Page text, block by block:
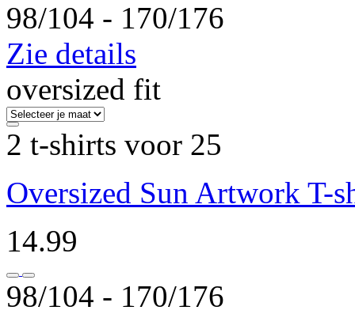
98/104 ‐ 170/176
Zie details
oversized fit
2 t-shirts voor 25
Oversized Sun Artwork T-
14.99
98/104 ‐ 170/176